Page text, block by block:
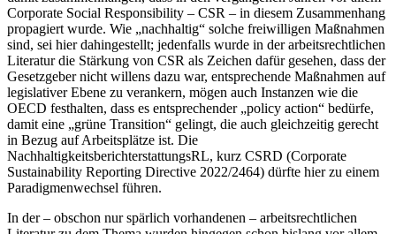
Corporate Social Responsibility – CSR – in diesem Zusammenhang
propagiert wurde. Wie „nachhaltig“ solche freiwilligen Maßnahmen
sind, sei hier dahingestellt; jedenfalls wurde in der arbeitsrechtlichen
Literatur die Stärkung von CSR als Zeichen dafür gesehen, dass der
Gesetzgeber nicht willens dazu war, entsprechende Maßnahmen auf
legislativer Ebene zu verankern, mögen auch Instanzen wie die
OECD festhalten, dass es entsprechender „policy action“ bedürfe,
damit eine „grüne Transition“ gelingt, die auch gleichzeitig gerecht
in Bezug auf Arbeitsplätze ist. Die
NachhaltigkeitsberichterstattungsRL, kurz CSRD (Corporate
Sustainability Reporting Directive 2022/2464) dürfte hier zu einem
Paradigmenwechsel führen.
In der – obschon nur spärlich vorhandenen – arbeitsrechtlichen